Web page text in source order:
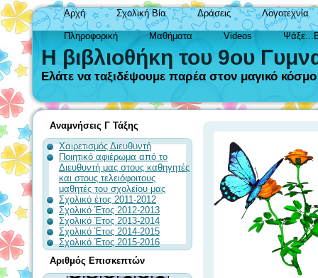
Αρχή Σχολική Βία Δράσεις Λογοτεχνία
Πληροφορική Μαθήματα Videos
Η βιβλιοθήκη του 9ου
Ελάτε να ταξιδέψουμε παρέα στον μαγικό κόσμο
Αναμνήσεις Γ Τάξης
Χαιρετισμός Διευθυντή
Ποιητικό αφιέρωμα από το
Διευθυντή μας στους καθηγητές
και στους τελειόφοιτους
μαθητές του σχολείου μας
Σχολικό έτος 2011-2012
Σχολικό Έτος 2012-2013
Σχολικό Έτος 2013-2014
Σχολικό Έτος 2014-2015
Σχολικό Έτος 2015-2016
Αριθμός Επισκεπτών